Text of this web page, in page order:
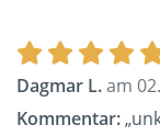
Dagmar L.am
Kommentar: